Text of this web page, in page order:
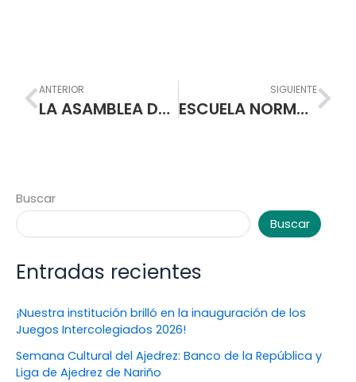
Prev
ANTERIOR
LA ASAMBLEA DEL DEPARTAMENTO DE NARIÑO RINDIÓ HOMENAJE AL RECTOR DE LA ESCUELA NORMAL SUPERIOR DE PA
SIGUIENTE
ESCUELA NORMAL SUPERIOR DE PASTO ENTREGÓ A LA SOCIEDAD NUEVOS BACHILLERES ACADÉMICOS CON PROFUNDIZACIÓN EN PEDAGOGÍA
Buscar
Buscar
Entradas recientes
¡Nuestra institución brilló en la inauguración de los
Juegos Intercolegiados 2026!
Semana Cultural del Ajedrez: Banco de la República y
Liga de Ajedrez de Nariño